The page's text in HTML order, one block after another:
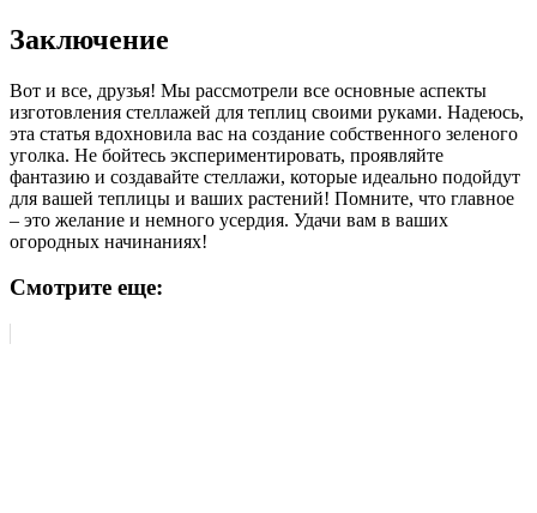
Заключение
Вот и все, друзья! Мы рассмотрели все основные аспекты
изготовления стеллажей для теплиц своими руками. Надеюсь,
эта статья вдохновила вас на создание собственного зеленого
уголка. Не бойтесь экспериментировать, проявляйте
фантазию и создавайте стеллажи, которые идеально подойдут
для вашей теплицы и ваших растений! Помните, что главное
– это желание и немного усердия. Удачи вам в ваших
огородных начинаниях!
Смотрите еще: